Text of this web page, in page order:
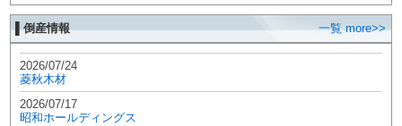
▌倒産情報 一覧 more>>
2026/07/24
菱秋木材
2026/07/17
昭和ホールディングス